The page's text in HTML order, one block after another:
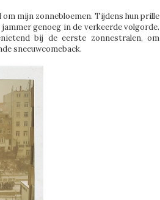
mijn zonnebloemen. Tijdens hun prille
genoeg in de verkeerde volgorde.
bij de eerste zonnestralen, om
sneeuwcomeback.